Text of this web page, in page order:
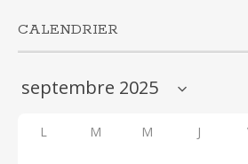
CALENDRIER
L M M J